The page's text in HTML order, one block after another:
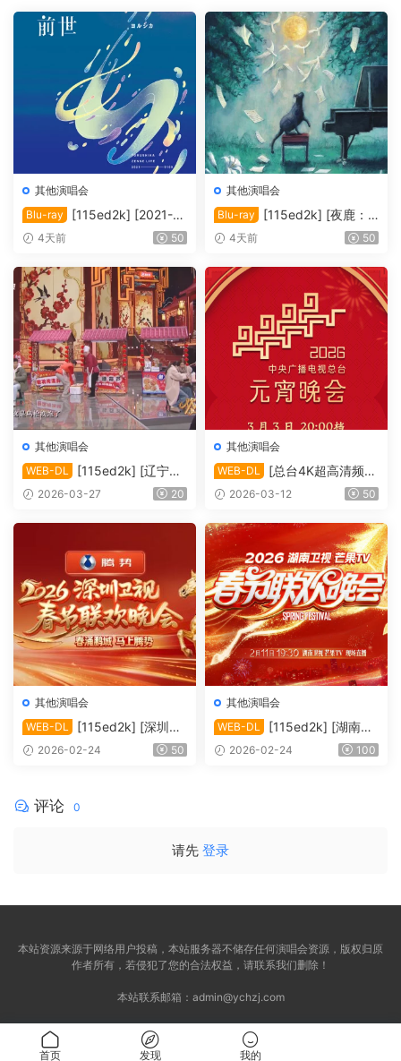
其他演唱会
Blu-ray
[115ed2k] [2021-夜
鹿：「前世」线上演唱会][M
y.FLAC2.0.x264]
4天前 50
其他演唱会
Blu-ray
[115ed2k] [夜鹿：2
024「月亮和猫之舞」演唱
BluRay.FLAC2.0.x264]
4天前 50
其他演唱会
WEB-DL
[115ed2k] [辽宁卫
视 | 欢天喜地闹元宵][TS/6.8
2026-03-27 20
其他演唱会
WEB-DL
[总台4K超高清频道
2026年中央广播电视总台元
V.HEVC.10bit.HLG.DD5.1][T
S/29.83 GiB]
2026-03-12 50
其他演唱会
WEB-DL
[115ed2k] [深圳卫
视 2026深圳卫视春节联欢晚
2026-02-24 50
其他演唱会
WEB-DL
[115ed2k] [湖南卫
视4K超高清频道 2026湖南卫
2026-02-24 100
评论 0
请先 登录
本站资源来源于网络用户投稿，本站服务器不储存任何演唱会资源，版权归原
作者所有，若侵犯了您的合法权益，请联系我们删除！
本站联系邮箱： admin@ychzj.com
首页 发现 我的